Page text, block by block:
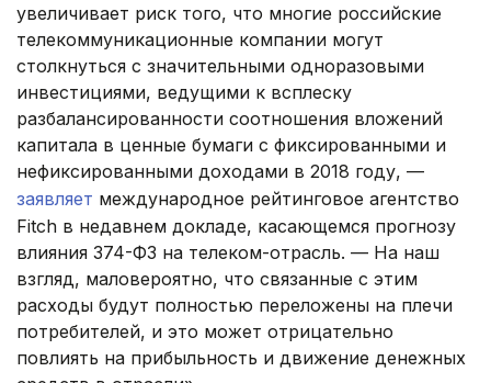
увеличивает риск того, что многие российские
телекоммуникационные компании могут
столкнуться с значительными одноразовыми
инвестициями, ведущими к всплеску
разбалансированности соотношения вложений
капитала в ценные бумаги с фиксированными и
нефиксированными доходами в 2018 году, —
заявляет международное рейтинговое агентство
Fitch в недавнем докладе, касающемся прогнозу
влияния 374-ФЗ на телеком-отрасль. — На наш
взгляд, маловероятно, что связанные с этим
расходы будут полностью переложены на плечи
потребителей, и это может отрицательно
повлиять на прибыльность и движение денежных